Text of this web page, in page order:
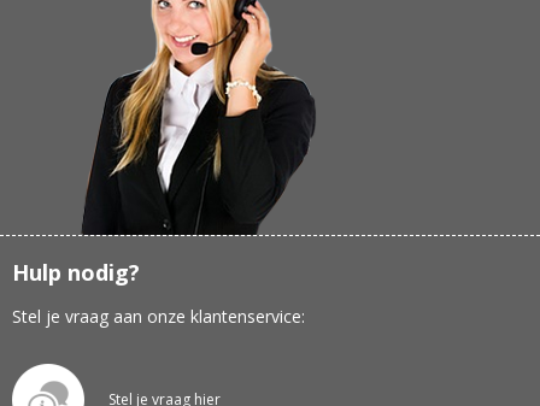
Hulp nodig?
Stel je vraag aan onze klantenservice:
Stel je vraag hier